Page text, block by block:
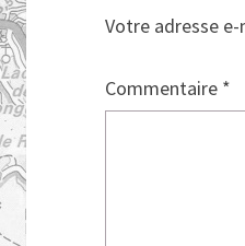
Votre adresse e-
Commentaire *